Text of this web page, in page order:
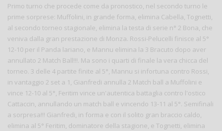
Primo turno che procede come da pronostico, nel secondo turno le
prime sorprese: Muffolini, in grande forma, elimina Cabella, Tognetti,
al secondo torneo stagionale, elimina la testa di serie n° 2 Bona, che
veniva dalla gran prestazione di Monza. Rossi-Pelucelli finisce al 5°
12-10 per il Panda lariano, e Mannu elimina la 3 Bracuto dopo aver
annullato 2 Match Ball!!!. Ma sono i quarti di finale la vera chicca del
torneo. 3 delle 4 partite finite al 5°, Mannu si infortuna contro Rossi,
in vantaggio 2 set a 1, Gianfredi annulla 2 Match ball a Muffolini e
vince 12-10 al 5°, Feritim vince un'autentica battaglia contro l'ostico
Cattaccin, annullando un match ball e vincendo 13-11 al 5°. Semifinali
a sorpresa!!! Gianfredi, in forma e con il solito gran braccio caldo,
elimina al 5° Feritim, dominatore della stagione, e Tognetti, elimina